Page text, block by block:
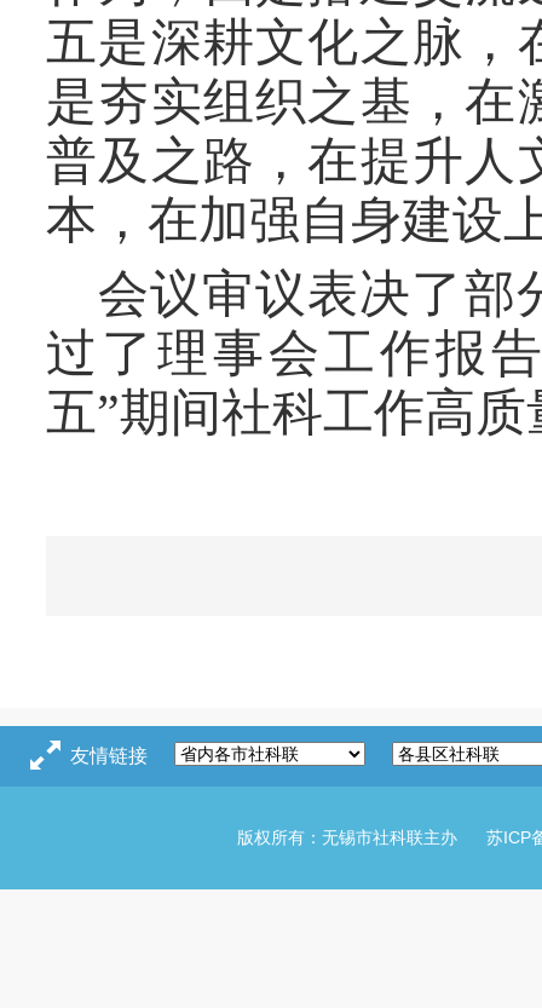
五是深耕文化之脉，
是夯实组织之基，在
普及之路，在提升人
本，在加强自身建设
会议审议表决了部
过了理事会工作报
五”期间社科工作高
友情链接
版权所有：无锡市社科联主办 苏ICP